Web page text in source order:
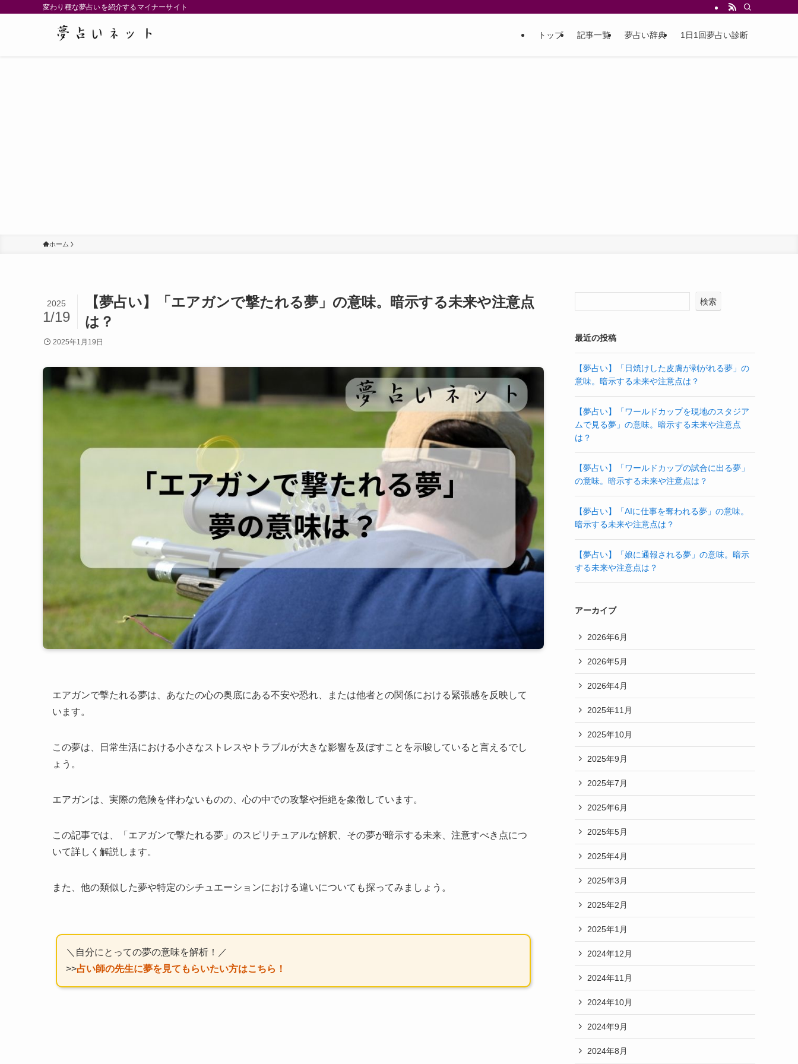
変わり種な夢占いを紹介するマイナーサイト
トップ 記事一覧 夢占い辞典 1日1回夢占い診断
ホーム
【夢占い】「エアガンで撃たれる夢」の意味。暗示する未来や注意点
は？
2025
1/19
2025年1月19日
エアガンで撃たれる夢は、あなたの心の奥底にある不安や恐れ、または他者との関係における緊張感を反映して
います。
この夢は、日常生活における小さなストレスやトラブルが大きな影響を及ぼすことを示唆していると言えるでし
ょう。
エアガンは、実際の危険を伴わないものの、心の中での攻撃や拒絶を象徴しています。
この記事では、「エアガンで撃たれる夢」のスピリチュアルな解釈、その夢が暗示する未来、注意すべき点につ
いて詳しく解説します。
また、他の類似した夢や特定のシチュエーションにおける違いについても探ってみましょう。
＼自分にとっての夢の意味を解析！／
>>占い師の先生に夢を見てもらいたい方はこちら！
検索
最近の投稿
【夢占い】「日焼けした皮膚が剥がれる夢」の
意味。暗示する未来や注意点は？
【夢占い】「ワールドカップを現地のスタジア
ムで見る夢」の意味。暗示する未来や注意点
は？
【夢占い】「ワールドカップの試合に出る夢」
の意味。暗示する未来や注意点は？
【夢占い】「AIに仕事を奪われる夢」の意味。
暗示する未来や注意点は？
【夢占い】「娘に通報される夢」の意味。暗示
する未来や注意点は？
アーカイブ
2026年6月
2026年5月
2026年4月
2025年11月
2025年10月
2025年9月
2025年7月
2025年6月
2025年5月
2025年4月
2025年3月
2025年2月
2025年1月
2024年12月
2024年11月
2024年10月
2024年9月
2024年8月